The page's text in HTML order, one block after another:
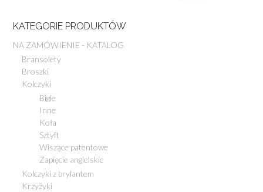
KATEGORIE PRODUKTÓW
NA ZAMÓWIENIE - KATALOG
Bransolety
Broszki
Kolczyki
Bigle
Inne
Koła
Sztyft
Wiszące patentowe
Zapięcie angielskie
Kolczyki z brylantem
Krzyżyki